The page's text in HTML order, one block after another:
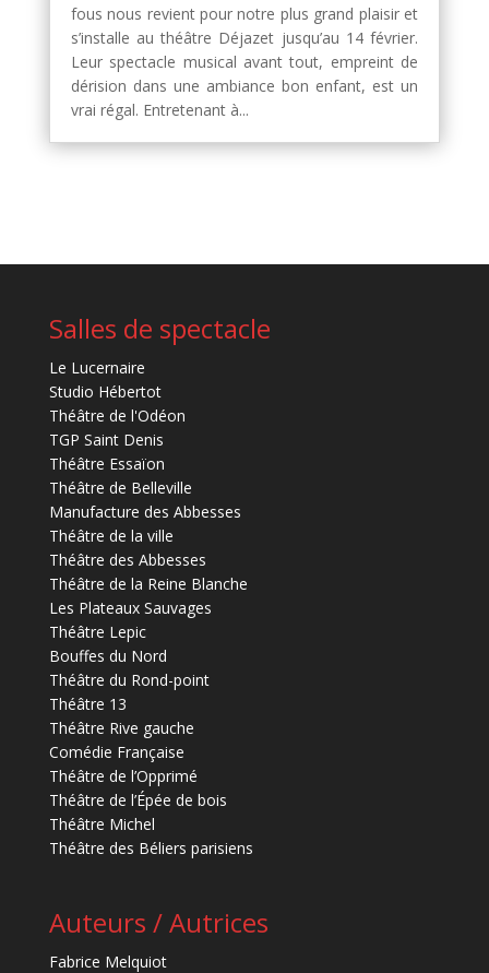
fous nous revient pour notre plus grand plaisir et
s’installe au théâtre Déjazet jusqu’au 14 février.
Leur spectacle musical avant tout, empreint de
dérision dans une ambiance bon enfant, est un
vrai régal. Entretenant à...
Salles de spectacle
Le Lucernaire
Studio Hébertot
Théâtre de l'Odéon
TGP Saint Denis
Théâtre Essaïon
Théâtre de Belleville
Manufacture des Abbesses
Théâtre de la ville
Théâtre des Abbesses
Théâtre de la Reine Blanche
Les Plateaux Sauvages
Théâtre Lepic
Bouffes du Nord
Théâtre du Rond-point
Théâtre 13
Théâtre Rive gauche
Comédie Française
Théâtre de l’Opprimé
Théâtre de l’Épée de bois
Théâtre Michel
Théâtre des Béliers parisiens
Auteurs / Autrices
Fabrice Melquiot